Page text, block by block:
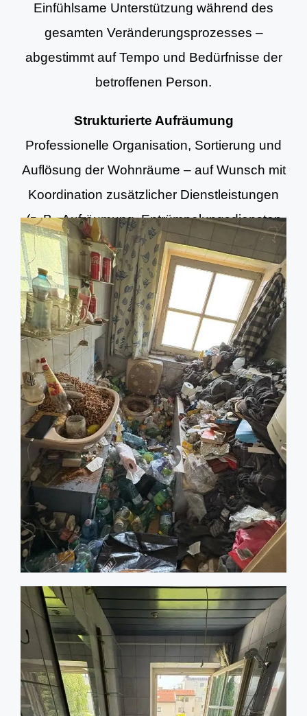
Einfühlsame Unterstützung während des
gesamten Veränderungsprozesses –
abgestimmt auf Tempo und Bedürfnisse der
betroffenen Person.
Strukturierte Aufräumung
Professionelle Organisation, Sortierung und
Auflösung der Wohnräume – auf Wunsch mit
Koordination zusätzlicher Dienstleistungen
(z. B. Aufräumung, Entrümpelungsdiensten
und Grundreinigung).